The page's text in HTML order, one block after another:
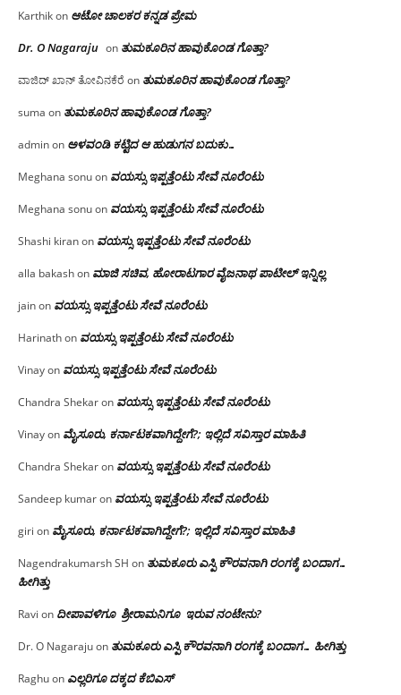
Karthikon ಆಟೋ ಚಾಲಕರ ಕನ್ನಡ ಪ್ರೇಮ
Dr. O Nagaraju on ತುಮಕೂರಿನ ಹಾವುಕೊಂಡ ಗೊತ್ತಾ?
ವಾಜಿದ್ ಖಾನ್ ತೋವಿನಕೆರೆ on ತುಮಕೂರಿನ ಹಾವುಕೊಂಡ ಗೊತ್ತಾ?
suma on ತುಮಕೂರಿನ ಹಾವುಕೊಂಡ ಗೊತ್ತಾ?
adminon ಅಳವಂಡಿ ಕಟ್ಟಿದ ಆ ಹುಡುಗನ ಬದುಕು…
Meghana sonuon ವಯಸ್ಸು ಇಪ್ಪತ್ತೆಂಟು ಸೇವೆ ನೂರೆಂಟು
Meghana sonuon ವಯಸ್ಸು ಇಪ್ಪತ್ತೆಂಟು ಸೇವೆ ನೂರೆಂಟು
Shashi kiranon ವಯಸ್ಸು ಇಪ್ಪತ್ತೆಂಟು ಸೇವೆ ನೂರೆಂಟು
alla bakashon ಮಾಜಿ ಸಚಿವ, ಹೋರಾಟಗಾರ ವೈಜನಾಥ ಪಾಟೀಲ್ ಇನ್ನಿಲ್ಲ
jainon ವಯಸ್ಸು ಇಪ್ಪತ್ತೆಂಟು ಸೇವೆ ನೂರೆಂಟು
Harinathon ವಯಸ್ಸು ಇಪ್ಪತ್ತೆಂಟು ಸೇವೆ ನೂರೆಂಟು
Vinayon ವಯಸ್ಸು ಇಪ್ಪತ್ತೆಂಟು ಸೇವೆ ನೂರೆಂಟು
Chandra Shekaron ವಯಸ್ಸು ಇಪ್ಪತ್ತೆಂಟು ಸೇವೆ ನೂರೆಂಟು
Vinayon ಮೈಸೂರು, ಕರ್ನಾಟಕವಾಗಿದ್ದೇಗೆ?; ಇಲ್ಲಿದೆ ಸವಿಸ್ತಾರ ಮಾಹಿತಿ
Chandra Shekaron ವಯಸ್ಸು ಇಪ್ಪತ್ತೆಂಟು ಸೇವೆ ನೂರೆಂಟು
Sandeep kumaron ವಯಸ್ಸು ಇಪ್ಪತ್ತೆಂಟು ಸೇವೆ ನೂರೆಂಟು
giri on ಮೈಸೂರು, ಕರ್ನಾಟಕವಾಗಿದ್ದೇಗೆ?; ಇಲ್ಲಿದೆ ಸವಿಸ್ತಾರ ಮಾಹಿತಿ
Nagendrakumarsh SH on ತುಮಕೂರು ಎಸ್ಪಿ ಕೌರವನಾಗಿ ರಂಗಕ್ಕೆ ಬಂದಾಗ…
ಹೀಗಿತ್ತು
Ravi on ದೀಪಾವಳಿಗೂ ಶ್ರೀರಾಮನಿಗೂ ಇರುವ ನಂಟೇನು?
Dr. O Nagarajuon ತುಮಕೂರು ಎಸ್ಪಿ ಕೌರವನಾಗಿ ರಂಗಕ್ಕೆ ಬಂದಾಗ… ಹೀಗಿತ್ತು
Raghuon ಎಲ್ಲರಿಗೂ ದಕ್ಕದ ಕೆಬಿಎಸ್